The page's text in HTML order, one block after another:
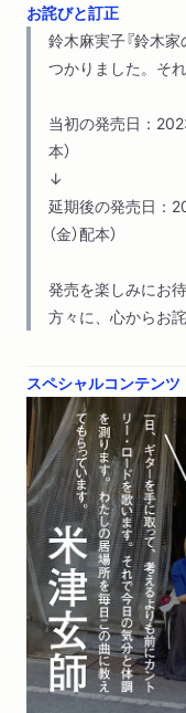
お詫びと訂正
鈴木麻実子『鈴木
つかりました。そ
当初の発売日：
本）
↓
延期後の発売日：
（金）配本）
発売を楽しみにお
方々に、心からお
スペシャルコンテンツ